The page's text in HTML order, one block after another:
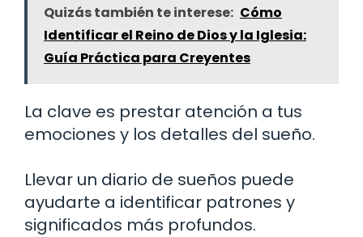
Quizás también te interese: Cómo
Identificar el Reino de Dios y la Iglesia:
Guía Práctica para Creyentes
La clave es prestar atención a tus
emociones y los detalles del sueño.
Llevar un diario de sueños puede
ayudarte a identificar patrones y
significados más profundos.